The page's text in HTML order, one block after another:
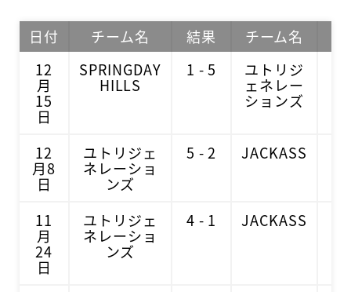
日付 チーム名 結果 チーム名
12
月
15
日
SPRINGDAY
HILLS
1 - 5 ユトリジ
ェネレー
ションズ
12
月8
日
ユトリジェ
ネレーショ
ンズ
5 - 2 JACKASS
11
月
24
日
ユトリジェ
ネレーショ
ンズ
4 - 1 JACKASS